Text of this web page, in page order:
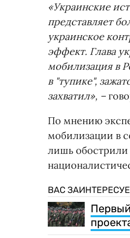
«Украинские
представляет
украинское
эффект. Глава
мобилизация в
в "тупике",
захватил», –
По мнению
мобилизации в
лишь
ВАС